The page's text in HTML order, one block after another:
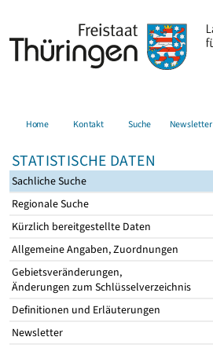
Home Kontakt Suche Newsletter
STATISTISCHE DATEN
Sachliche Suche
Regionale Suche
Kürzlich bereitgestellte Daten
Allgemeine Angaben, Zuordnungen
Gebietsveränderungen,
Änderungen zum Schlüsselverzeichnis
Definitionen und Erläuterungen
Newsletter